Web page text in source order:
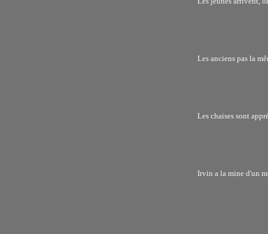
Les anciens pas la
Les chaises sont
Irvin a la mine d'un